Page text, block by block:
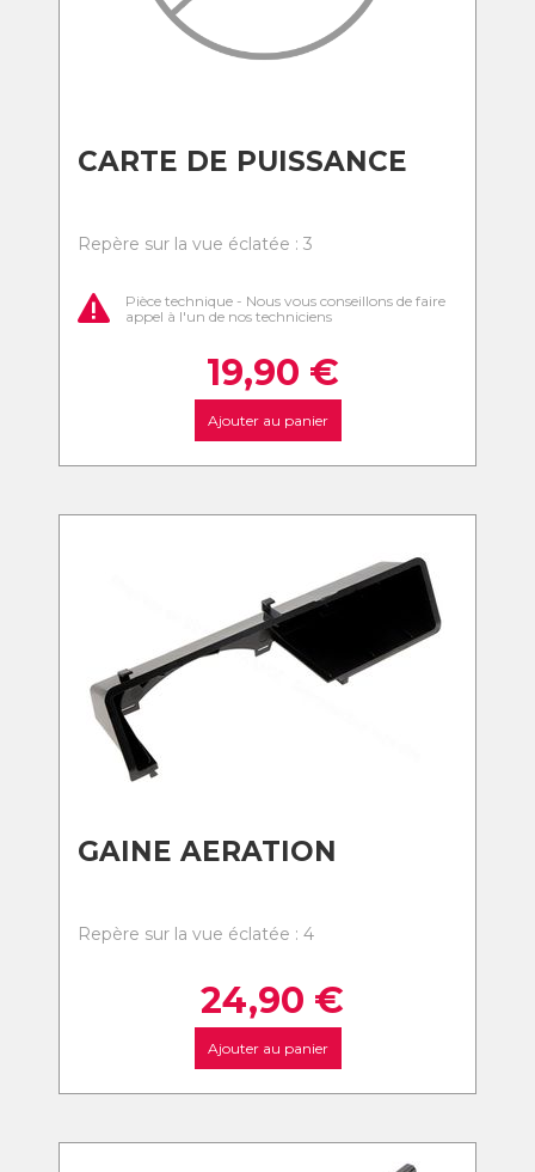
CARTE DE PUISSANCE
Repère sur la vue éclatée : 3
Pièce technique - Nous vous conseillons de faire
appel à l'un de nos techniciens
19,90 €
Ajouter au panier
GAINE AERATION
Repère sur la vue éclatée : 4
24,90 €
Ajouter au panier